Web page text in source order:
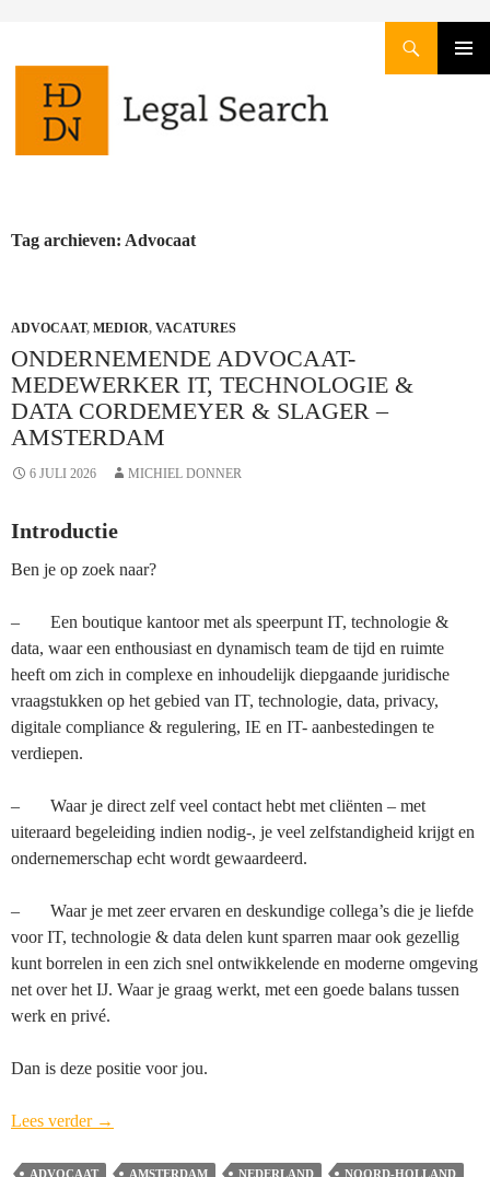
GA
NAAR
INHOUD
Tag archieven: Advocaat
ADVOCAAT, MEDIOR, VACATURES
ONDERNEMENDE ADVOCAAT-
MEDEWERKER IT, TECHNOLOGIE &
DATA CORDEMEYER & SLAGER –
AMSTERDAM
6 JULI 2026 MICHIEL DONNER
Introductie
Ben je op zoek naar?
– Een boutique kantoor met als speerpunt IT, technologie &
data, waar een enthousiast en dynamisch team de tijd en ruimte
heeft om zich in complexe en inhoudelijk diepgaande juridische
vraagstukken op het gebied van IT, technologie, data, privacy,
digitale compliance & regulering, IE en IT- aanbestedingen te
verdiepen.
– Waar je direct zelf veel contact hebt met cliënten – met
uiteraard begeleiding indien nodig-, je veel zelfstandigheid krijgt en
ondernemerschap echt wordt gewaardeerd.
– Waar je met zeer ervaren en deskundige collega’s die je liefde
voor IT, technologie & data delen kunt sparren maar ook gezellig
kunt borrelen in een zich snel ontwikkelende en moderne omgeving
net over het IJ. Waar je graag werkt, met een goede balans tussen
werk en privé.
Dan is deze positie voor jou.
Lees verder Ondernemende
medewerker
→
ADVOCAAT AMSTERDAM NEDERLAND NOORD-HOLLAND